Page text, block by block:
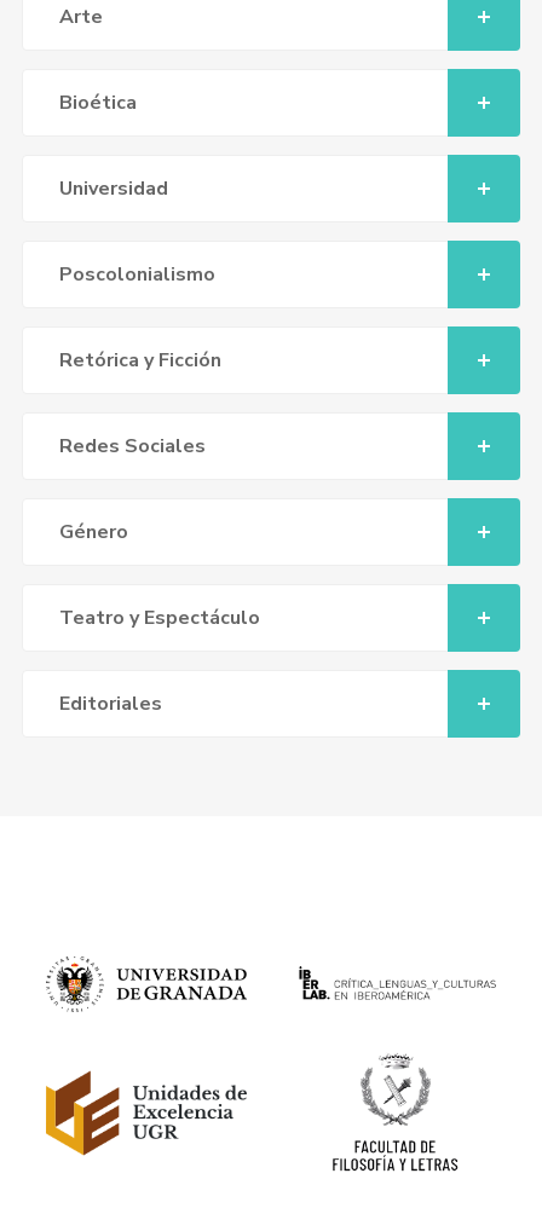
Arte
Bioética
Universidad
Poscolonialismo
Retórica y Ficción
Redes Sociales
Género
Teatro y Espectáculo
Editoriales